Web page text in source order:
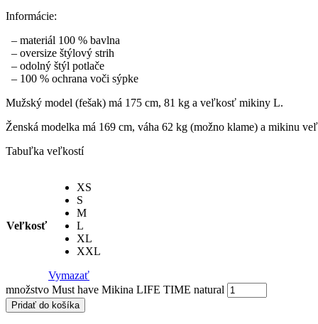
Informácie:
– materiál 100 % bavlna
– oversize štýlový strih
– odolný štýl potlače
– 100 % ochrana voči sýpke
Mužský model (fešak) má 175 cm, 81 kg a veľkosť mikiny L.
Ženská modelka má 169 cm, váha 62 kg (možno klame) a mikinu
Tabuľka veľkostí
Veľkosť
XS
S
M
L
XL
XXL
Vymazať
množstvo Must have Mikina LIFE TIME natural
Pridať do košíka